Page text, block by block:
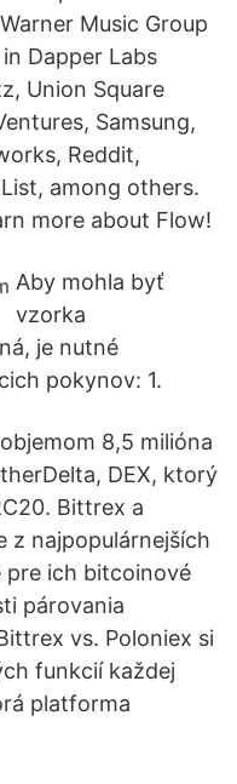
Music Group
Dapper Labs
Union Square
Samsung,
Reddit,
among others.
more about Flow!
Aby mohla byť
vzorka
je nutné
pokynov: 1.
8,5 milióna
DEX, ktorý
Bittrex a
z najpopulárnejších
ich bitcoinové
párovania
vs. Poloniex si
funkcií každej
platforma